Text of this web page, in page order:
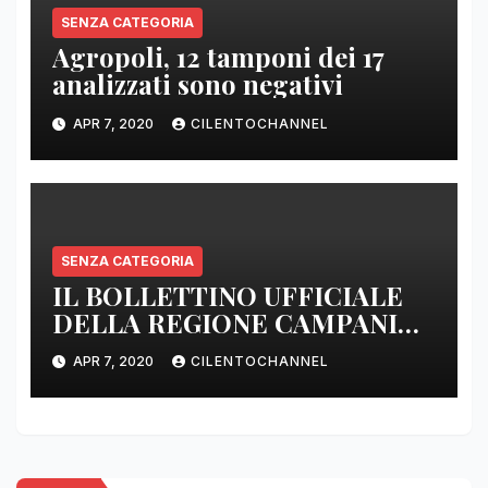
SENZA CATEGORIA
Agropoli, 12 tamponi dei 17
analizzati sono negativi
APR 7, 2020 CILENTOCHANNEL
SENZA CATEGORIA
IL BOLLETTINO UFFICIALE
DELLA REGIONE CAMPANIA
DELLE ORE 22.00
APR 7, 2020 CILENTOCHANNEL